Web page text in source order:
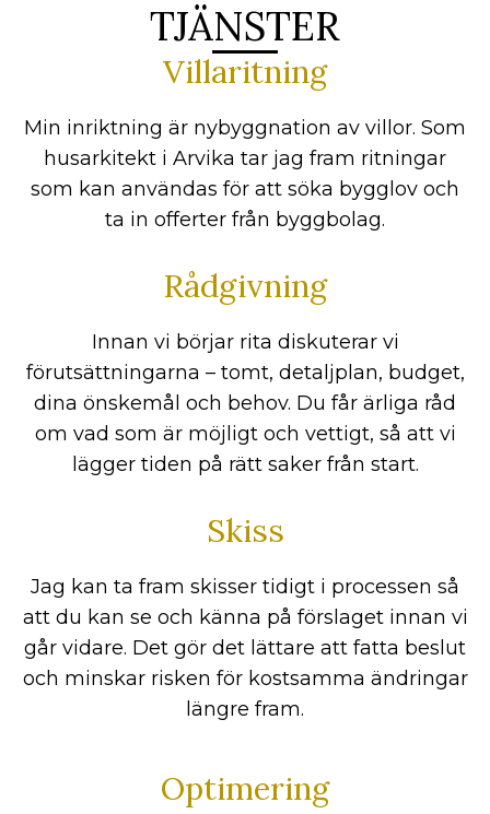
TJÄNSTER
Villaritning
Min inriktning är nybyggnation av villor. Som
husarkitekt i Arvika tar jag fram ritningar
som kan användas för att söka bygglov och
ta in offerter från byggbolag.
Rådgivning
Innan vi börjar rita diskuterar vi
förutsättningarna – tomt, detaljplan, budget,
dina önskemål och behov. Du får ärliga råd
om vad som är möjligt och vettigt, så att vi
lägger tiden på rätt saker från start.
Skiss
Jag kan ta fram skisser tidigt i processen så
att du kan se och känna på förslaget innan vi
går vidare. Det gör det lättare att fatta beslut
och minskar risken för kostsamma ändringar
längre fram.
Optimering